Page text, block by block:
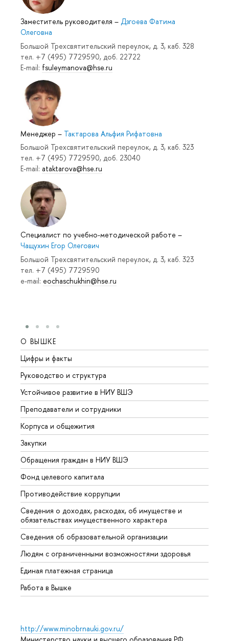
Заместитель руководителя – Дзгоева Фатима
Олеговна
Большой Трехсвятительский переулок, д. 3, каб. 328
тел. +7 (495) 7729590, доб. 22722
E-mail: fsuleymanova@hse.ru
Менеджер – Тактарова Альфия Рифатовна
Большой Трехсвятительский переулок, д. 3, каб. 323
тел. +7 (495) 7729590, доб. 23040
E-mail: ataktarova@hse.ru
Специалист по учебно-методической работе –
Чащухин Егор Олегович
Большой Трехсвятительский переулок, д. 3, каб. 323
тел. +7 (495) 7729590
e-mail: eochaschukhin@hse.ru
О ВЫШКЕ
Цифры и факты
Руководство и структура
Устойчивое развитие в НИУ ВШЭ
Преподаватели и сотрудники
Корпуса и общежития
Закупки
Обращения граждан в НИУ ВШЭ
Фонд целевого капитала
Противодействие коррупции
Сведения о доходах, расходах, об имуществе и
обязательствах имущественного характера
Сведения об образовательной организации
Людям с ограниченными возможностями здоровья
Единая платежная страница
Работа в Вышке
http://www.minobrnauki.gov.ru/